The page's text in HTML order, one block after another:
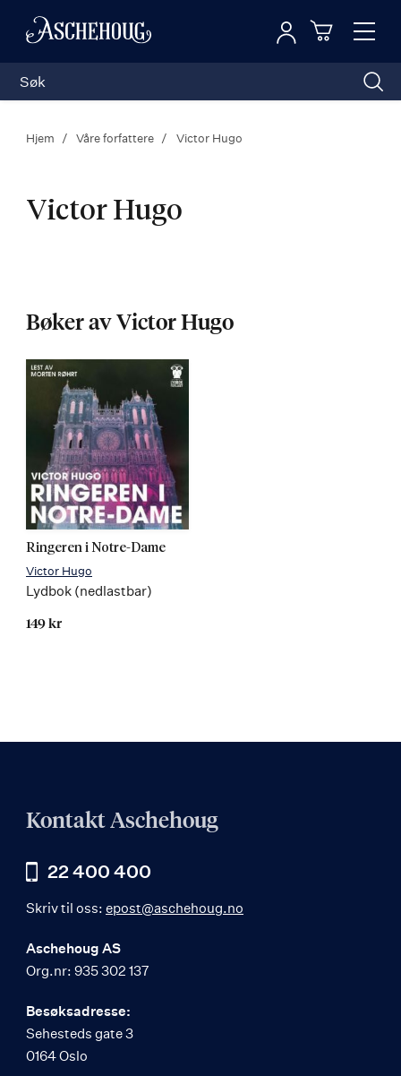
Toggle
Logg inn
Hjem Våre forfattere Victor Hugo
Victor Hugo
Bøker av Victor Hugo
Ringeren i Notre-Dame
Victor Hugo
Lydbok (nedlastbar)
149 kr
Kontakt Aschehoug
22 400 400
Skriv til oss: epost@aschehoug.no
Aschehoug AS
Org.nr: 935 302 137
Besøksadresse:
Sehesteds gate 3
0164 Oslo